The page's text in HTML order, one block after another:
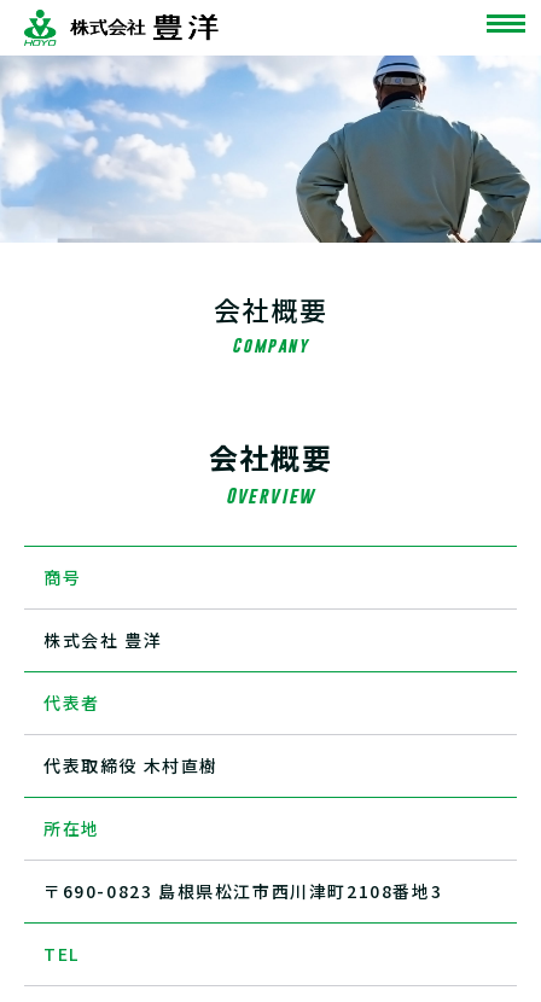
会社概要
Company
会社概要
Overview
商号
株式会社 豊洋
代表者
代表取締役 木村直樹
所在地
〒690-0823 島根県松江市西川津町2108番地3
TEL